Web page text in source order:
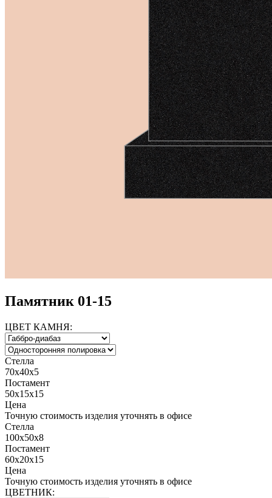
Памятник 01-15
ЦВЕТ КАМНЯ:
Стелла
70х40х5
Постамент
50х15х15
Цена
Точную стоимость изделия уточнять в офисе
Стелла
100х50х8
Постамент
60х20х15
Цена
Точную стоимость изделия уточнять в офисе
ЦВЕТНИК: